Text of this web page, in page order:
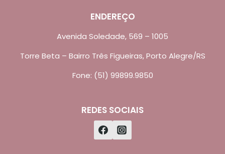
ENDEREÇO
Avenida Soledade, 569 – 1005
Torre Beta – Bairro Três Figueiras, Porto Alegre/RS
Fone: (51) 99899.9850
REDES SOCIAIS